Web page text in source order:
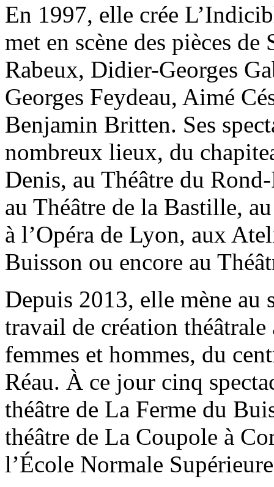
En 1997, elle crée
met en scène des pièces
Rabeux, Didier-Georges
Georges Feydeau, Aimé
Benjamin Britten. Ses
nombreux lieux, du
Denis, au Théâtre du
au Théâtre de la Bastille,
à l’Opéra de Lyon, aux
Buisson ou encore au
Depuis 2013, elle mène au
travail de création théâtrale
femmes et hommes, du
Réau. À ce jour cinq
théâtre de La Ferme du
théâtre de La Coupole à
l’École Normale